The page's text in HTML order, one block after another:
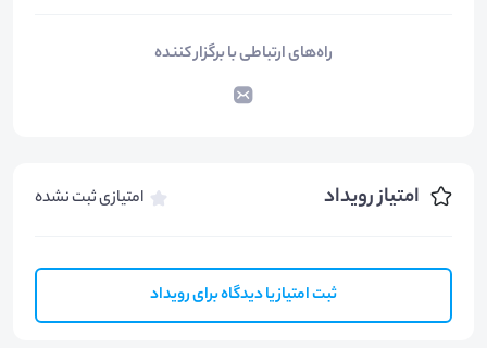
راه‌های ارتباطی با برگزار کننده
امتیاز رویداد امتیازی ثبت نشده
ثبت امتیاز یا دیدگاه برای رویداد